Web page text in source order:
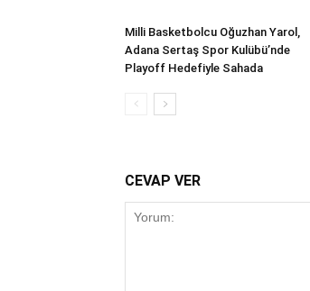
Milli Basketbolcu Oğuzhan Yarol,
Adana Sertaş Spor Kulübü’nde
Playoff Hedefiyle Sahada
CEVAP VER